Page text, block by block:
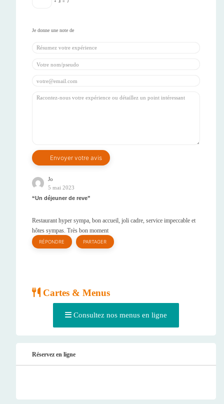
+ 3 = 7
Jo
5 mai 2023
Un déjeuner de reve
Restaurant hyper sympa, bon accueil, joli cadre, service impeccable et
hôtes sympas. Très bon moment
RÉPONDRE PARTAGER
Cartes & Menus
Consultez nos menus en ligne
Réservez en ligne